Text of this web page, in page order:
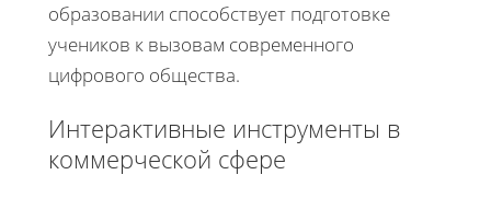
образовании способствует подготовке
учеников к вызовам современного
цифрового общества.
Интерактивные инструменты в
коммерческой сфере